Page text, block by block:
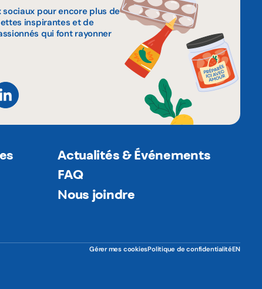
sociaux pour encore plus de
inspirantes et de
qui font rayonner
Actualités & Événements
FAQ
Nous joindre
Gérer mes cookiesPolitique de confidentialitéEN